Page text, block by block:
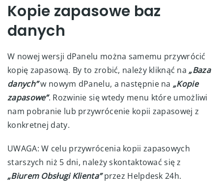
Kopie zapasowe baz
danych
W nowej wersji dPanelu można samemu przywrócić
kopię zapasową. By to zrobić, należy kliknąć na „Baza
danych”w nowym dPanelu, a następnie na „Kopie
zapasowe”. Rozwinie się wtedy menu które umożliwi
nam pobranie lub przywrócenie kopii zapasowej z
konkretnej daty.
UWAGA: W celu przywrócenia kopii zapasowych
starszych niż 5 dni, należy skontaktować się z
„Biurem Obsługi Klienta”przez Helpdesk 24h.